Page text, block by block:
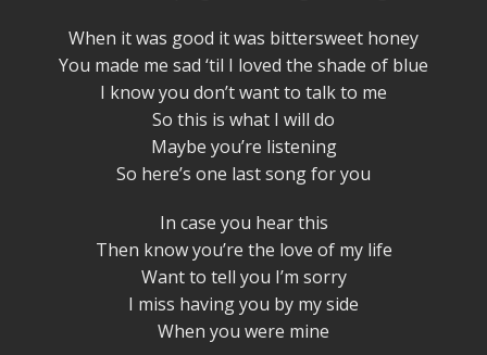
When it was good it was bittersweet honey
You made me sad ‘til I loved the shade of blue
I know you don’t want to talk to me
So this is what I will do
Maybe you’re listening
So here’s one last song for you
In case you hear this
Then know you’re the love of my life
Want to tell you I’m sorry
I miss having you by my side
When you were mine